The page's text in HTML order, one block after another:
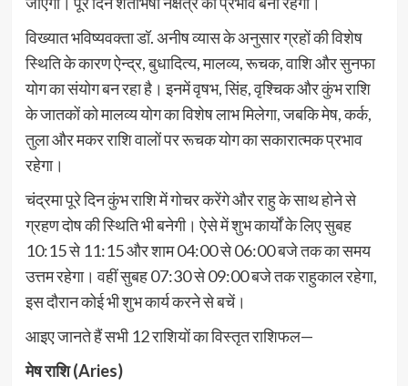
विख्यात भविष्यवक्ता डॉ. अनीष व्यास के अनुसार ग्रहों की विशेष
स्थिति के कारण ऐन्द्र, बुधादित्य, मालव्य, रूचक, वाशि और सुनफा
योग का संयोग बन रहा है। इनमें वृषभ, सिंह, वृश्चिक और कुंभ राशि
के जातकों को मालव्य योग का विशेष लाभ मिलेगा, जबकि मेष, कर्क,
तुला और मकर राशि वालों पर रूचक योग का सकारात्मक प्रभाव
रहेगा।
चंद्रमा पूरे दिन कुंभ राशि में गोचर करेंगे और राहु के साथ होने से
ग्रहण दोष की स्थिति भी बनेगी। ऐसे में शुभ कार्यों के लिए सुबह
10:15 से 11:15 और शाम 04:00 से 06:00 बजे तक का समय
उत्तम रहेगा। वहीं सुबह 07:30 से 09:00 बजे तक राहुकाल रहेगा,
इस दौरान कोई भी शुभ कार्य करने से बचें।
आइए जानते हैं सभी 12 राशियों का विस्तृत राशिफल—
मेष राशि (Aries)